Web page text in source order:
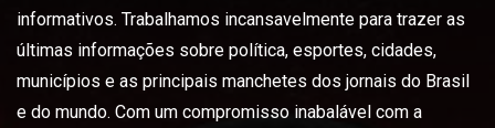
informativos. Trabalhamos incansavelmente para trazer as
últimas informações sobre política, esportes, cidades,
municípios e as principais manchetes dos jornais do Brasil
e do mundo. Com um compromisso inabalável com a